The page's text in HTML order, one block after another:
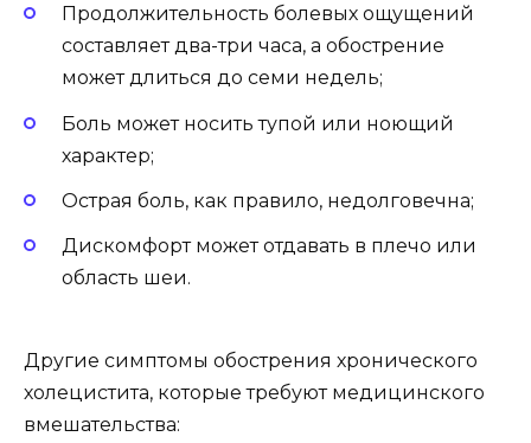
Продолжительность болевых ощущений
составляет два-три часа, а обострение
может длиться до семи недель;
Боль может носить тупой или ноющий
характер;
Острая боль, как правило, недолговечна;
Дискомфорт может отдавать в плечо или
область шеи.
Другие симптомы обострения хронического
холецистита, которые требуют медицинского
вмешательства: